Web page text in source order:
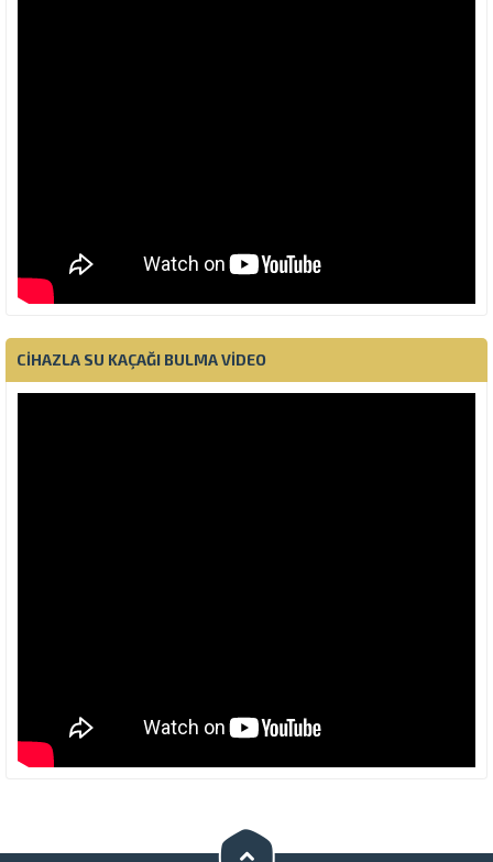
CIHAZLA SU KAÇAĞI BULMA VIDEO